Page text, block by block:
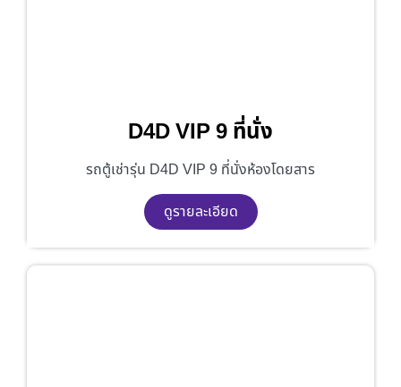
D4D VIP 9 ที่นั่ง
รถตู้เช่ารุ่น D4D VIP 9 ที่นั่งห้องโดยสาร
ดูรายละเอียด